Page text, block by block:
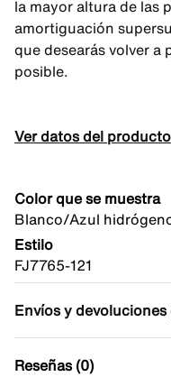
la mayor altura de las
amortiguación
que desearás volver a
posible.
Ver datos del producto
Color que se muestra
Blanco/Azul
Estilo
FJ7765-121
Envíos y
Reseñas (0)